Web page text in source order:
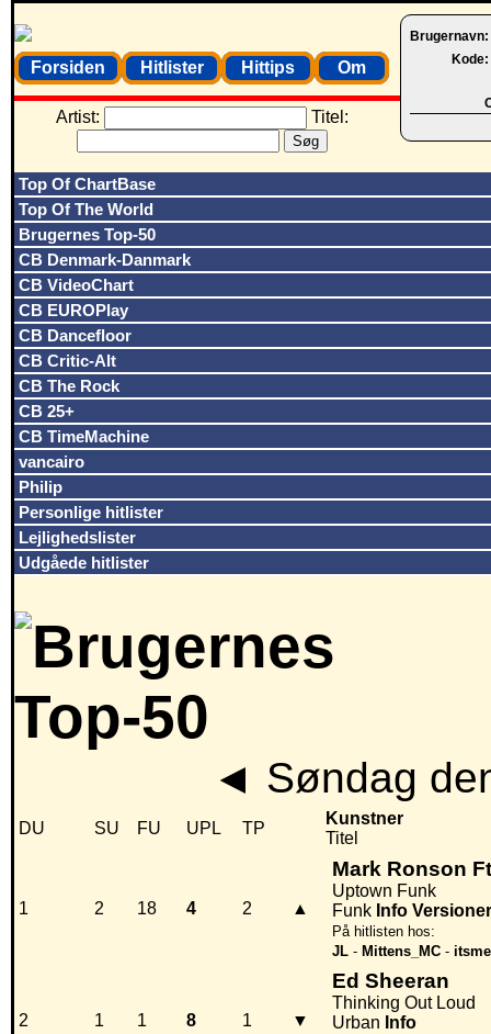
Brugernavn:
Kode:
Forsiden Hitlister Hittips Om
Artist: Titel:
Top Of ChartBase
Top Of The World
Brugernes Top-50
CB Denmark-Danmark
CB VideoChart
CB EUROPlay
CB Dancefloor
CB Critic-Alt
CB The Rock
CB 25+
CB TimeMachine
vancairo
Philip
Personlige hitlister
Lejlighedslister
Udgåede hitlister
◄ Søndag
DU SU FU UPL TP
Kunstner
Titel
1 2 18 4 2 ▲
Mark Ronson
Uptown Funk
Funk Info Versioner
På hitlisten hos:
JL - Mittens_MC - itsme
2 1 1 8 1 ▼
Ed Sheeran
Thinking Out Loud
Urban Info